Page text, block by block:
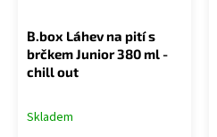
B.box Láhev na pití s
brčkem Junior 380 ml -
chill out
Skladem